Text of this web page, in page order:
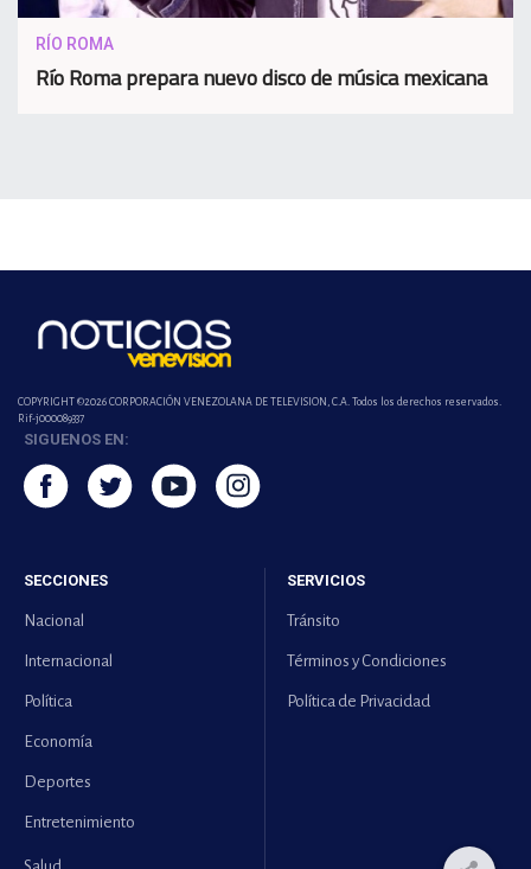
RÍO ROMA
Río Roma prepara nuevo disco de música mexicana
COPYRIGHT ©2026 CORPORACIÓN VENEZOLANA DE TELEVISION, C.A. Todos los derechos reservados.
Rif-j000089337
SIGUENOS EN:
SECCIONES
Nacional
Internacional
Política
Economía
Deportes
Entretenimiento
SERVICIOS
Tránsito
Términos y Condiciones
Política de Privacidad